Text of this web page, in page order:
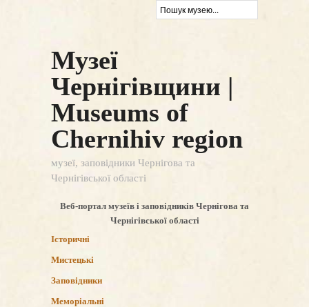
Музеї
Чернігівщини |
Museums of
Chernihiv region
музеї, заповідники Чернігова та
Чернігівської області
Веб-портал музеїв і заповідників Чернігова та
Чернігівської області
Історичні
Мистецькі
Заповідники
Меморіальні